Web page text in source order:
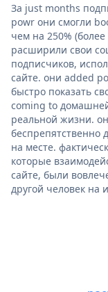
За just months
powr они смогли
чем на 250%
расширили свои
подписчиков,
сайте. они added
быстро показать
coming to
реальной жизни.
беспрепятственно
на месте.
которые
сайте, были
другой человек на